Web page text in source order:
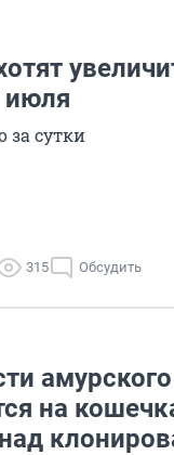
июля
за сутки
315 Обсудить
на